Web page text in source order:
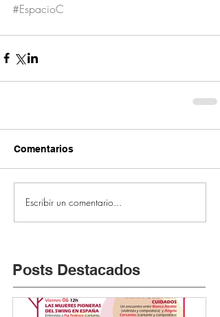
#EspacioC
Comentarios
Escribir un comentario...
Posts Destacados